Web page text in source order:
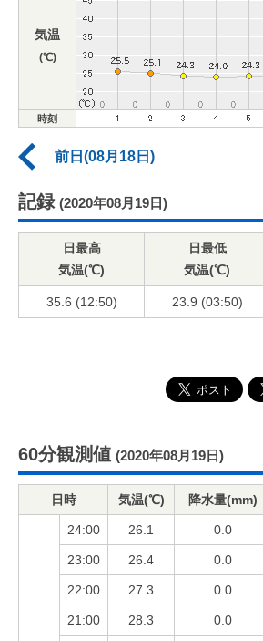
気温
(℃)
時刻
前日(08月18日)
記録 (2020年08月19日)
日最高
気温(℃)
日最低
気温(℃)
35.6 (12:50) 23.9 (03:50)
60分観測値 (2020年08月19日)
日時 気温(℃) 降水量(mm)
24:00 26.1 0.0
23:00 26.4 0.0
22:00 27.3 0.0
21:00 28.3 0.0